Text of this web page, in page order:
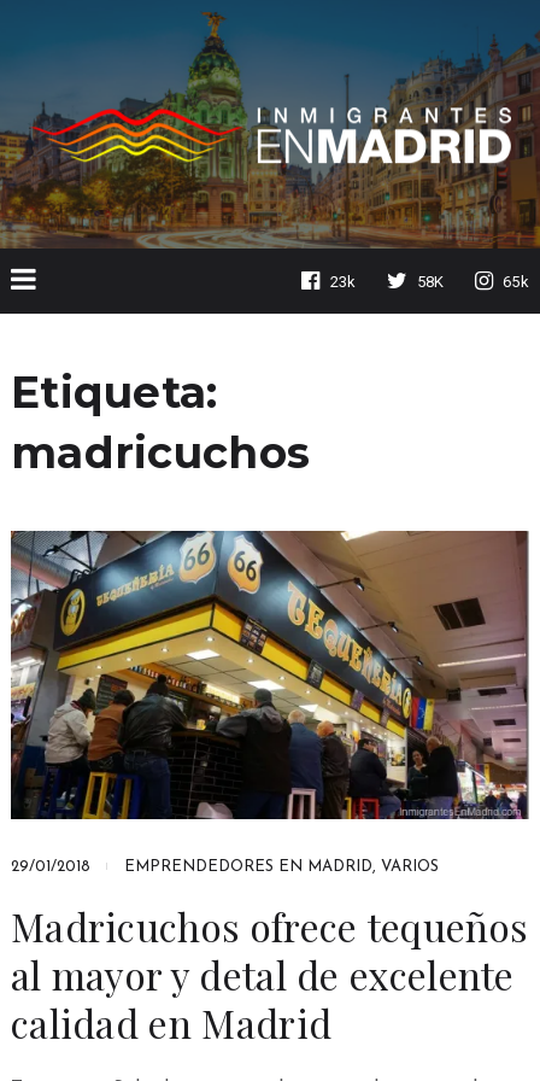
23k 58K 65k
Etiqueta:
madricuchos
29/01/2018 EMPRENDEDORES EN MADRID, VARIOS
Madricuchos ofrece tequeños
al mayor y detal de excelente
calidad en Madrid